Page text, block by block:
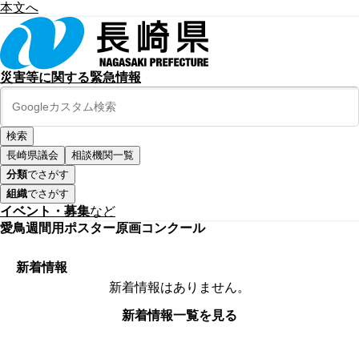
本文へ
災害等に関する緊急情報
長崎県議会
相談機関一覧
分類でさがす
組織でさがす
イベント・募集など
愛鳥週間用ポスター原画コンクール
新着情報
新着情報はありません。
新着情報一覧を見る